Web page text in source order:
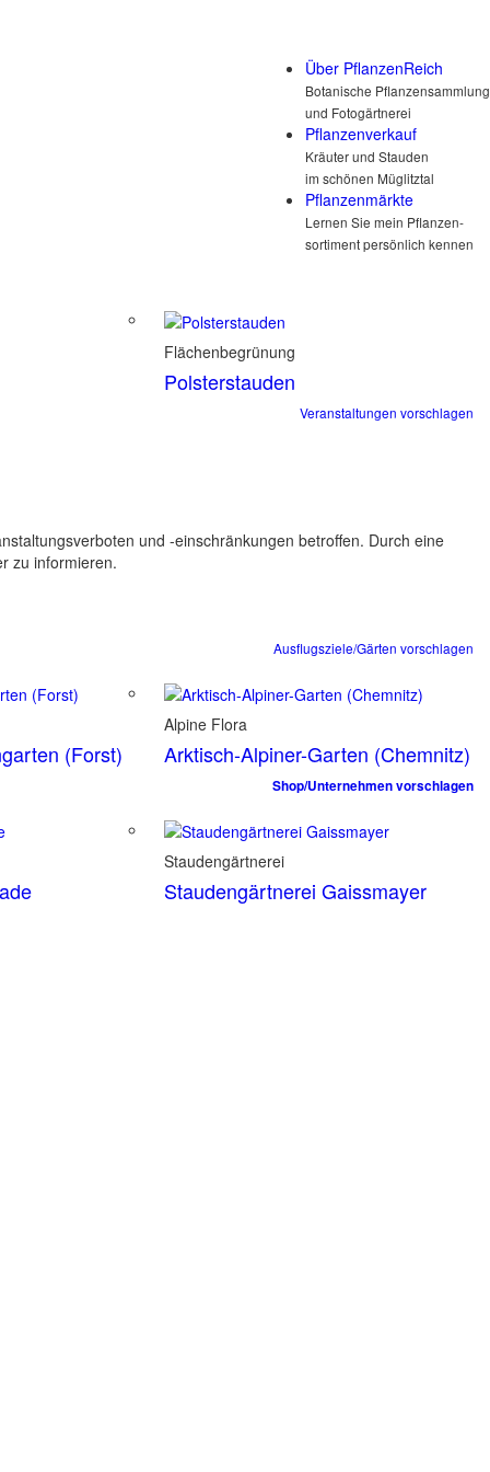
Über PflanzenReich
Botanische Pflanzensammlung
und Fotogärtnerei
Pflanzenverkauf
Kräuter und Stauden
im schönen Müglitztal
Pflanzenmärkte
Lernen Sie mein Pflanzen-
sortiment persönlich kennen
Flächenbegrünung
Polsterstauden
Veranstaltungen vorschlagen
und -einschränkungen betroffen. Durch eine
zu informieren.
Ausflugsziele/Gärten vorschlagen
(Forst)
Alpine Flora
Arktisch-Alpiner-Garten (Chemnitz)
Shop/Unternehmen vorschlagen
Staudengärtnerei
Staudengärtnerei Gaissmayer